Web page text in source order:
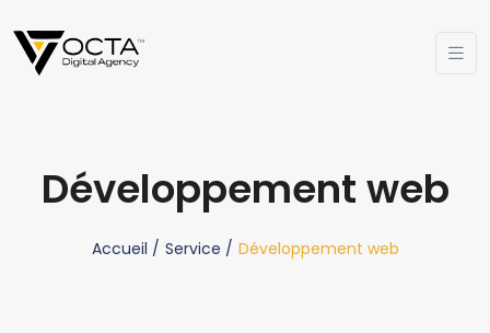
Développement web
Accueil / Service / Développement web